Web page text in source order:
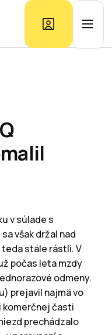
Prieskum trhu
Kontakt
v súlade s
však držal nad
stále rástli. V
počas leta mzdy
odmeny.
prejavil najmä vo
komerčnej časti
prechádzalo